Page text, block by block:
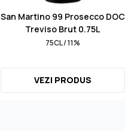
San Martino 99 Prosecco DOC
Treviso Brut 0.75L
75CL / 11%
VEZI PRODUS